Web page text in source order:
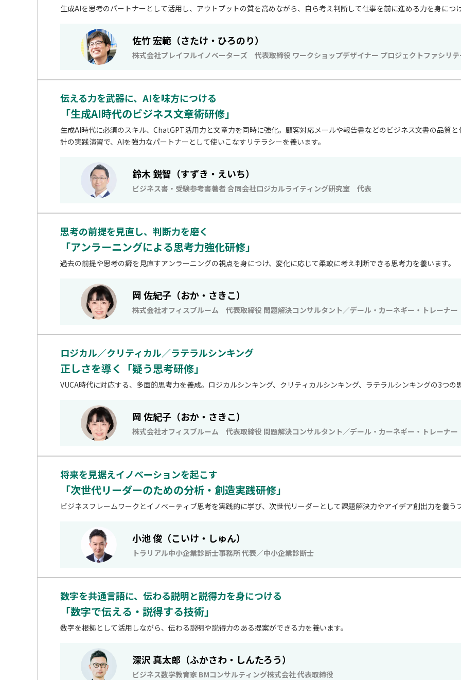
生成AIを思考のパートナーとして活用し、アウトプットの質を高めながら、自ら考え判断して仕事を前に進める力を身につ
佐竹 宏範（さたけ・ひろのり）
株式会社プレイフルイノベーターズ 代表取締役 ワークショップデザイナー プロジェクトファシリテ
伝える力を武器に、AIを味方につける
「生成AI時代のビジネス文章術研修」
生成AI時代に必須のスキル、ChatGPT活用力と文章力を同時に強化。顧客対応メールや報告書などのビジネス文書の品質
計の実践演習で、AIを強力なパートナーとして使いこなすリテラシーを養います。
鈴木 鋭智（すずき・えいち）
ビジネス書・受験参考書著者 合同会社ロジカルライティング研究室 代表
思考の前提を見直し、判断力を磨く
「アンラーニングによる思考力強化研修」
過去の前提や思考の癖を見直すアンラーニングの視点を身につけ、変化に応じて柔軟に考え判断できる思考力を養います。
岡 佐紀子（おか・さきこ）
株式会社オフィスブルーム 代表取締役 問題解決コンサルタント／デール・カーネギー・トレーナー
ロジカル／クリティカル／ラテラルシンキング
正しさを導く「疑う思考研修」
VUCA時代に対応する、多面的思考力を養成。ロジカルシンキング、クリティカルシンキング、ラテラルシンキングの3つの
岡 佐紀子（おか・さきこ）
株式会社オフィスブルーム 代表取締役 問題解決コンサルタント／デール・カーネギー・トレーナー
将来を見据えイノベーションを起こす
「次世代リーダーのための分析・創造実践研修」
ビジネスフレームワークとイノベーティブ思考を実践的に学び、次世代リーダーとして課題解決力やアイデア創出力を養う
小池 俊（こいけ・しゅん）
トラリアル中小企業診断士事務所 代表／中小企業診断士
数字を共通言語に、伝わる説明と説得力を身につける
「数字で伝える・説得する技術」
数字を根拠として活用しながら、伝わる説明や説得力のある提案ができる力を養います。
深沢 真太郎（ふかさわ・しんたろう）
ビジネス数学教育家 BMコンサルティング株式会社 代表取締役